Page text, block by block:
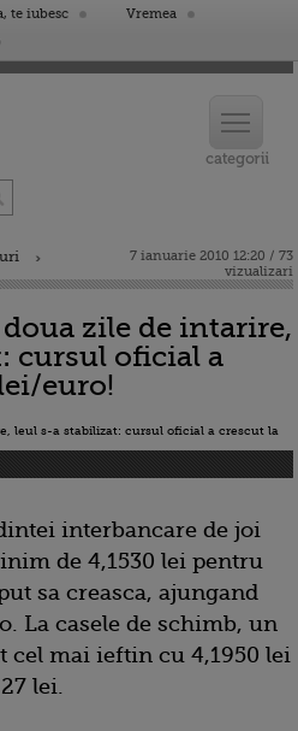
te iubesc
Vremea
7 ianuarie 2010 12:20 / 73
vizualizari
zile de intarire,
cursul oficial a
euro!
interbancare de joi
de 4,1530 lei pentru
sa creasca, ajungand
La casele de schimb, un
cel mai ieftin cu 4,1950 lei
lei.